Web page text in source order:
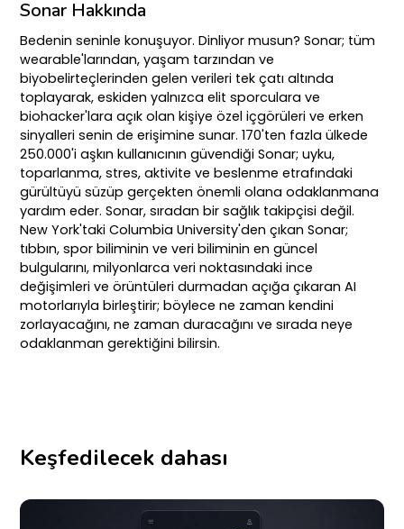
Sonar Hakkında
Bedenin seninle konuşuyor. Dinliyor musun? Sonar; tüm
wearable'larından, yaşam tarzından ve
biyobelirteçlerinden gelen verileri tek çatı altında
toplayarak, eskiden yalnızca elit sporculara ve
biohacker'lara açık olan kişiye özel içgörüleri ve erken
sinyalleri senin de erişimine sunar. 170'ten fazla ülkede
250.000'i aşkın kullanıcının güvendiği Sonar; uyku,
toparlanma, stres, aktivite ve beslenme etrafındaki
gürültüyü süzüp gerçekten önemli olana odaklanmana
yardım eder. Sonar, sıradan bir sağlık takipçisi değil.
New York'taki Columbia University'den çıkan Sonar;
tıbbın, spor biliminin ve veri biliminin en güncel
bulgularını, milyonlarca veri noktasındaki ince
değişimleri ve örüntüleri durmadan açığa çıkaran AI
motorlarıyla birleştirir; böylece ne zaman kendini
zorlayacağını, ne zaman duracağını ve sırada neye
odaklanman gerektiğini bilirsin.
Keşfedilecek dahası